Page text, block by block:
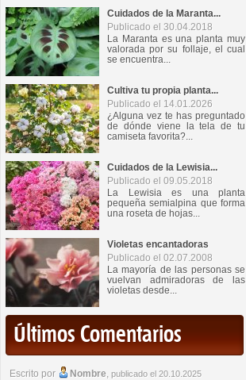
Cuidados de la Maranta...
Publicado el 30.04.2018
La Maranta es una planta muy
valorada por su follaje, el cual
se encuentra...
Cultiva tu propia planta...
Publicado el 14.01.2026
¿Alguna vez te has preguntado
de dónde viene la tela de tu
camiseta favorita?...
Cuidados de la Lewisia...
Publicado el 09.05.2018
La Lewisia es una planta
pequeña semialpina que forma
una roseta de hojas...
Violetas encantadoras
Publicado el 02.07.2008
La mayoría de las personas se
vuelvan admiradoras de las
violetas desde...
Últimos Comentarios
Escrito por Nombre, publicado el 20.10.2025